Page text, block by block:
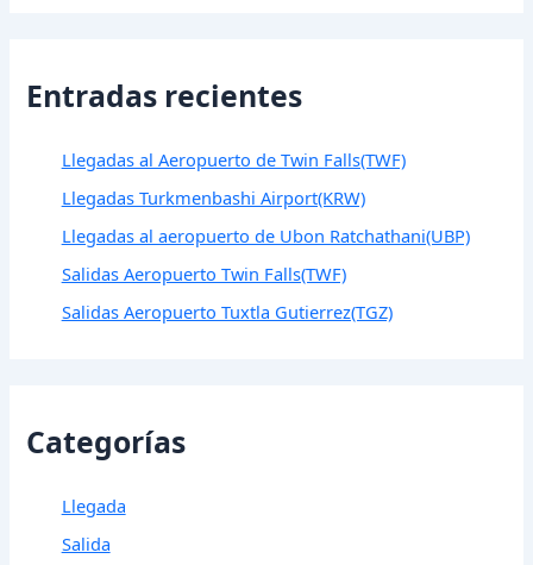
Entradas recientes
Llegadas al Aeropuerto de Twin Falls(TWF)
Llegadas Turkmenbashi Airport(KRW)
Llegadas al aeropuerto de Ubon Ratchathani(UBP)
Salidas Aeropuerto Twin Falls(TWF)
Salidas Aeropuerto Tuxtla Gutierrez(TGZ)
Categorías
Llegada
Salida